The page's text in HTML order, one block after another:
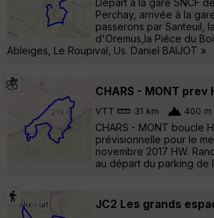
Départ à la gare SNCF
Perchay, arrivée à la
passerons par Santeuil,
d'Oremus,la Piéce du
Ableiges, Le Roupival, Us. Daniel BAIJOT »
CHARS - MONT prev
VTT 31 km 400 m
CHARS - MONT boucle
prévisionnelle pour le
novembre 2017 HW.
au départ du parking de
JC2 Les grands